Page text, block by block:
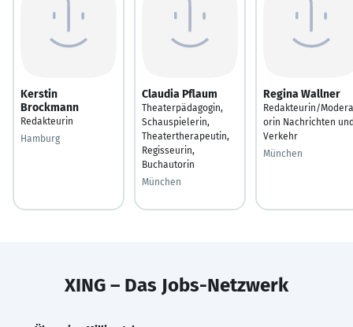
Kerstin
Brockmann
Redakteurin
Hamburg
Claudia Pflaum
Theaterpädagogin,
Schauspielerin,
Theatertherapeutin,
Regisseurin,
Buchautorin
München
Regina Wallner
Redakteurin/
orin Nachrichten
Verkehr
München
XING – Das Jobs-Netzwerk